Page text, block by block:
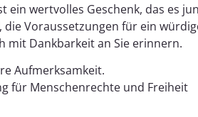
ein wertvolles Geschenk, das es
Voraussetzungen für ein
mit Dankbarkeit an Sie erinnern.
Aufmerksamkeit.
für Menschenrechte und Freiheit